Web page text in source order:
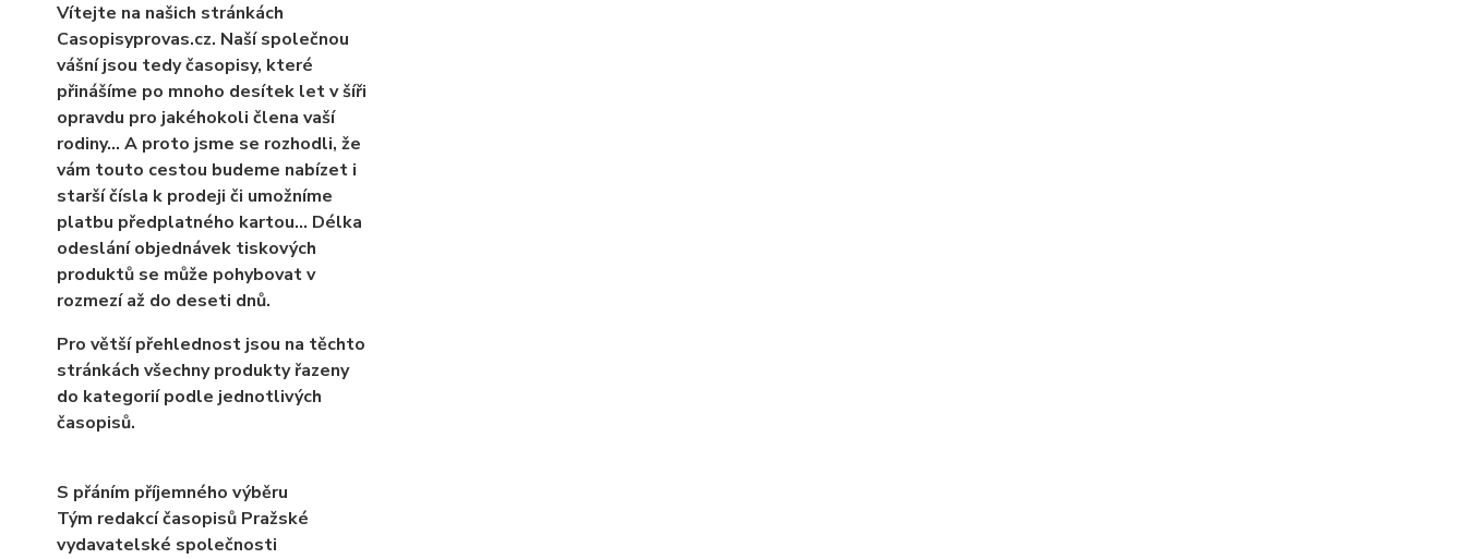
Vítejte na našich stránkách
Casopisyprovas.cz. Naší společnou
vášní jsou tedy časopisy, které
přinášíme po mnoho desítek let v šíři
opravdu pro jakéhokoli člena vaší
rodiny… A proto jsme se rozhodli, že
vám touto cestou budeme nabízet i
starší čísla k prodeji či umožníme
platbu předplatného kartou... Délka
odeslání objednávek tiskových
produktů se může pohybovat v
rozmezí až do deseti dnů.
Pro větší přehlednost jsou na těchto
stránkách všechny produkty řazeny
do kategorií podle jednotlivých
časopisů.
S přáním příjemného výběru
Tým redakcí časopisů Pražské
vydavatelské společnosti